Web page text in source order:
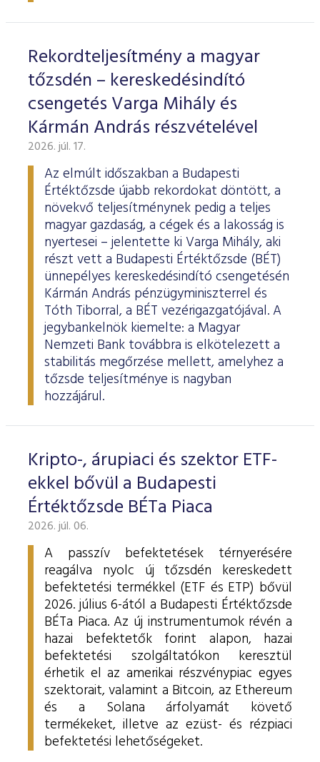
Rekordteljesítmény a magyar
tőzsdén – kereskedésindító
csengetés Varga Mihály és
Kármán András részvételével
2026. júl. 17.
Az elmúlt időszakban a Budapesti
Értéktőzsde újabb rekordokat döntött, a
növekvő teljesítménynek pedig a teljes
magyar gazdaság, a cégek és a lakosság is
nyertesei – jelentette ki Varga Mihály, aki
részt vett a Budapesti Értéktőzsde (BÉT)
ünnepélyes kereskedésindító csengetésén
Kármán András pénzügyminiszterrel és
Tóth Tiborral, a BÉT vezérigazgatójával. A
jegybankelnök kiemelte: a Magyar
Nemzeti Bank továbbra is elkötelezett a
stabilitás megőrzése mellett, amelyhez a
tőzsde teljesítménye is nagyban
hozzájárul.
Kripto-, árupiaci és szektor ETF-
ekkel bővül a Budapesti
Értéktőzsde BÉTa Piaca
2026. júl. 06.
A passzív befektetések térnyerésére
reagálva nyolc új tőzsdén kereskedett
befektetési termékkel (ETF és ETP) bővül
2026. július 6-ától a Budapesti Értéktőzsde
BÉTa Piaca. Az új instrumentumok révén a
hazai befektetők forint alapon, hazai
befektetési szolgáltatókon keresztül
érhetik el az amerikai részvénypiac egyes
szektorait, valamint a Bitcoin, az Ethereum
és a Solana árfolyamát követő
termékeket, illetve az ezüst- és rézpiaci
befektetési lehetőségeket.